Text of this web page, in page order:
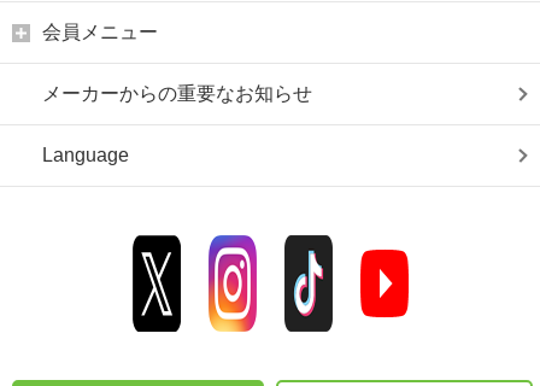
会員メニュー
メーカーからの重要なお知らせ
Language